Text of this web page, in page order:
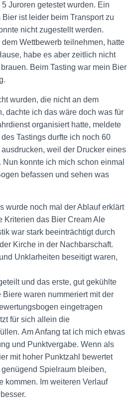
Juroren getestet wurden. Ein
ist leider beim Transport zu
nicht zugestellt werden.
Wettbewerb teilnehmen, hatte
habe es aber zeitlich nicht
Beim Tasting war mein Bier
wurden, die nicht an dem
dachte ich das wäre doch was für
organisiert hatte, meldete
Tastings durfte ich noch 60
weil der Drucker eines
konnte ich mich schon einmal
befassen und sehen was
wurde noch mal der Ablauf erklärt
Kriterien das Bier Cream Ale
war stark beeinträchtigt durch
Kirche in der Nachbarschaft.
Unklarheiten beseitigt waren,
und das erste, gut gekühlte
Biere waren nummeriert mit der
eingetragen
für sich allein die
Am Anfang tat ich mich etwas
und Punktvergabe. Wenn als
mit hoher Punktzahl bewertet
Spielraum bleiben,
kommen. Im weiteren Verlauf